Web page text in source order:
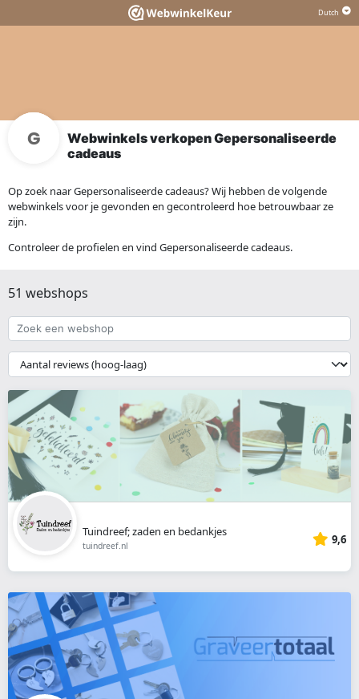
Webwinkels verkopen Gepersonaliseerde
cadeaus
Op zoek naar Gepersonaliseerde cadeaus? Wij hebben de volgende
webwinkels voor je gevonden en gecontroleerd hoe betrouwbaar ze
zijn.
Controleer de profielen en vind Gepersonaliseerde cadeaus.
51 webshops
Zoek
een
webshop
{{
__('Sort')
}}
Tuindreef; zaden en bedankjes
tuindreef.nl 9,6